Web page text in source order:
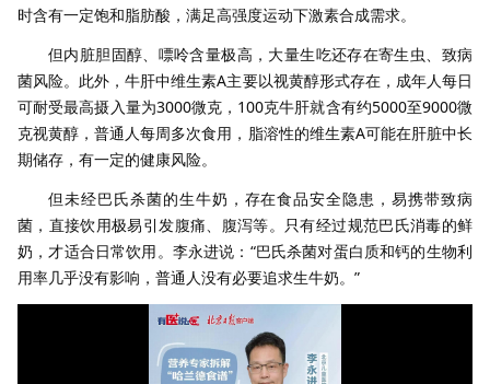
时含有一定饱和脂肪酸，满足高强度运动下激素合成需求。
但内脏胆固醇、嘌呤含量极高，大量生吃还存在寄生虫、致病
菌风险。此外，牛肝中维生素A主要以视黄醇形式存在，成年人每日
可耐受最高摄入量为3000微克，100克牛肝就含有约5000至9000微
克视黄醇，普通人每周多次食用，脂溶性的维生素A可能在肝脏中长
期储存，有一定的健康风险。
但未经巴氏杀菌的生牛奶，存在食品安全隐患，易携带致病
菌，直接饮用极易引发腹痛、腹泻等。只有经过规范巴氏消毒的鲜
奶，才适合日常饮用。李永进说：“巴氏杀菌对蛋白质和钙的生物利
用率几乎没有影响，普通人没有必要追求生牛奶。”